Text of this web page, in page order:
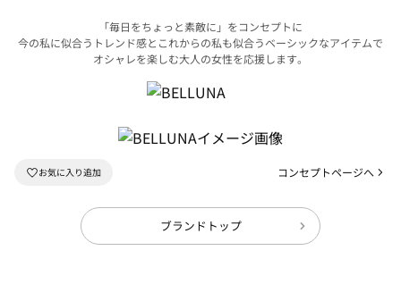
「毎日をちょっと素敵に」をコンセプトに
今の私に似合うトレンド感とこれからの私も似合うベーシックなアイテムで
オシャレを楽しむ大人の女性を応援します。
コンセプトページへ
ブランドトップ